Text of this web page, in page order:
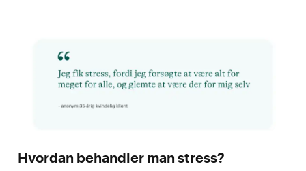
Hvordan behandler man stress?